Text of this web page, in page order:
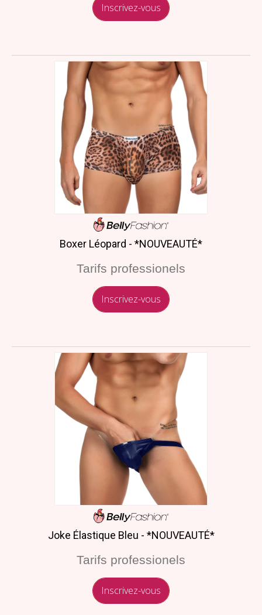
Inscrivez-vous
Boxer Léopard - *NOUVEAUTÉ*
Tarifs professionels
Inscrivez-vous
Joke Élastique Bleu - *NOUVEAUTÉ*
Tarifs professionels
Inscrivez-vous